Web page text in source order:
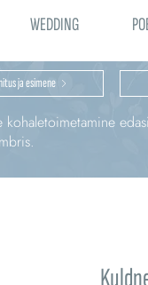
WEDDING
ja esimene
kohaletoimetamine